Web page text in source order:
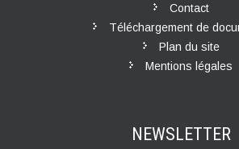
Contact
Téléchargement de
Plan du site
Mentions légales
NEWSLETTER